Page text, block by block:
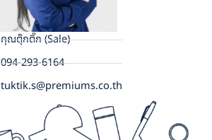
คุณตุ๊กติ๊ก (Sale)
094-293-6164
tuktik.s@premiums.co.th